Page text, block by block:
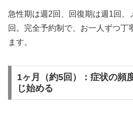
急性期は週2回、回復期は週1回、
回。完全予約制で、お一人ずつ丁
ます。
1ヶ月（約5回）：症状の頻
じ始める